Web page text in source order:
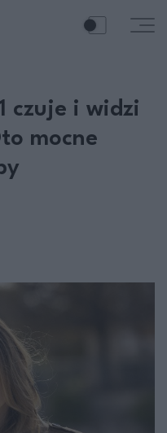
czuje i widzi
mocne